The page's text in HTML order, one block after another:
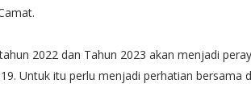
2022 dan Tahun 2023 akan menjadi
Untuk itu perlu menjadi perhatian bersama